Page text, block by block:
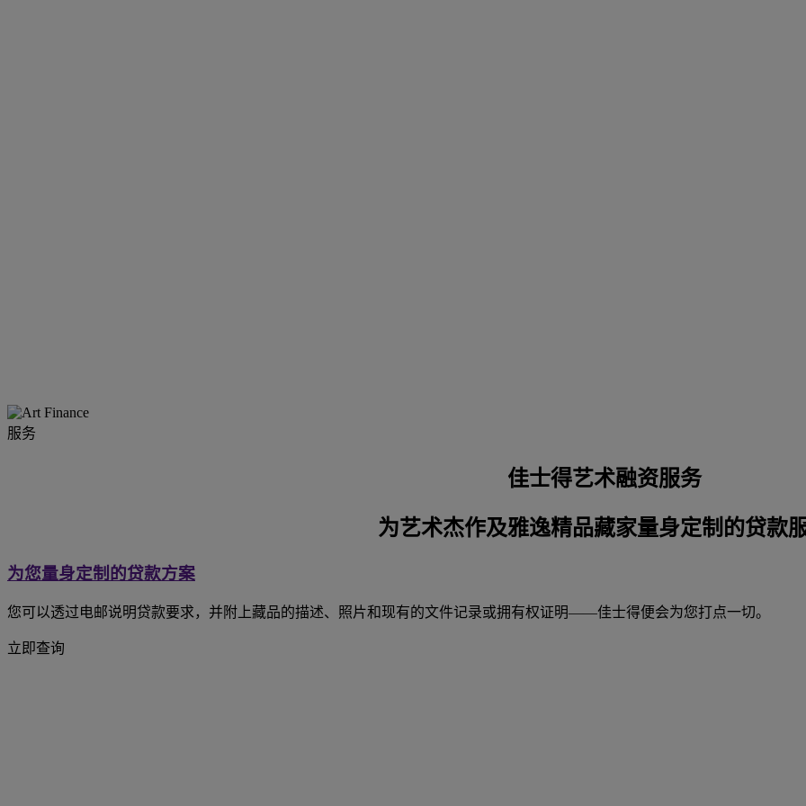
服务
佳士得艺术融资服务
为艺术杰作及雅逸精品藏家量身定制的贷款
为您量身定制的贷款方案
您可以透过电邮说明贷款要求，并附上藏品的描述、照片和现有的文件记录或拥有权证明——佳士得便会为您打点一切。
立即查询